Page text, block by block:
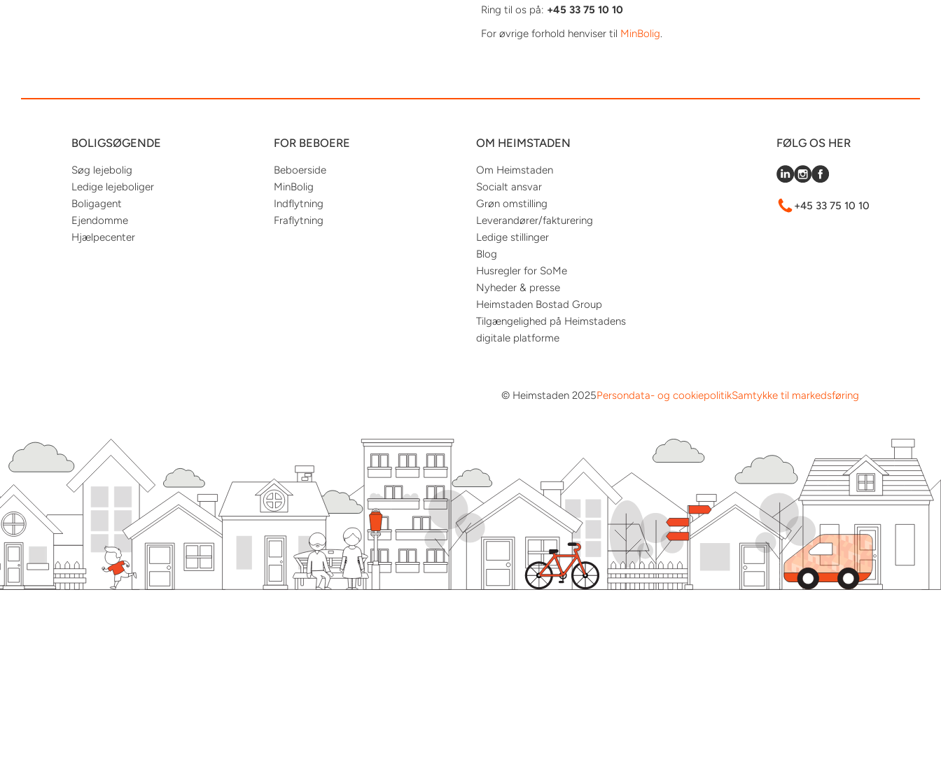
Ring til os på: +45 33 75 10 10
For øvrige forhold henviser til MinBolig.
BOLIGSØGENDE
Søg lejebolig
Ledige lejeboliger
Boligagent
Ejendomme
Hjælpecenter
FOR BEBOERE
Beboerside
MinBolig
Indflytning
Fraflytning
OM HEIMSTADEN
Om Heimstaden
Socialt ansvar
Grøn omstilling
Leverandører/fakturering
Ledige stillinger
Blog
Husregler for SoMe
Nyheder & presse
Heimstaden Bostad Group
Tilgængelighed på Heimstadens
digitale platforme
FØLG OS HER
+45 33 75 10 10
© Heimstaden 2025Persondata- og cookiepolitikSamtykke til markedsføring